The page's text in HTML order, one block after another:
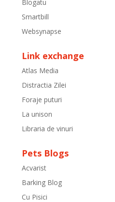
Blogatu
Smartbill
Websynapse
Link exchange
Atlas Media
Distractia Zilei
Foraje puturi
La unison
Libraria de vinuri
Pets Blogs
Acvarist
Barking Blog
Cu Pisici